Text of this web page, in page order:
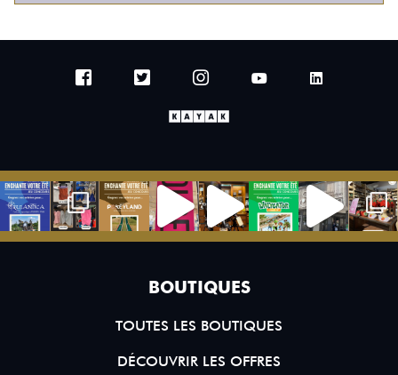
BOUTIQUES
TOUTES LES BOUTIQUES
DÉCOUVRIR LES OFFRES